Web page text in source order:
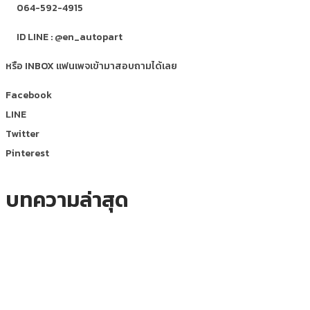
064-592-4915
ID LINE : @en_autopart
หรือ INBOX แฟนเพจเข้ามาสอบถามได้เลย
Facebook
LINE
Twitter
Pinterest
บทความล่าสุด